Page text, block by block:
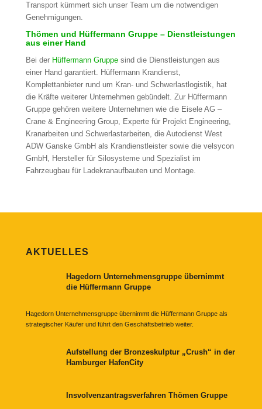
Transport kümmert sich unser Team um die notwendigen
Genehmigungen.
Thömen und Hüffermann Gruppe – Dienstleistungen
aus einer Hand
Bei der Hüffermann Gruppesind die Dienstleistungen aus
einer Hand garantiert. Hüffermann Krandienst,
Komplettanbieter rund um Kran- und Schwerlastlogistik, hat
die Kräfte weiterer Unternehmen gebündelt. Zur Hüffermann
Gruppe gehören weitere Unternehmen wie die Eisele AG –
Crane & Engineering Group, Experte für Projekt Engineering,
Kranarbeiten und Schwerlastarbeiten, die Autodienst West
ADW Ganske GmbH als Krandienstleister sowie die velsycon
GmbH, Hersteller für Silosysteme und Spezialist im
Fahrzeugbau für Ladekranaufbauten und Montage.
AKTUELLES
Hagedorn Unternehmensgruppe übernimmt
die Hüffermann Gruppe
Hagedorn Unternehmensgruppe übernimmt die Hüffermann Gruppe als
strategischer Käufer und führt den Geschäftsbetrieb weiter.
Aufstellung der Bronzeskulptur „Crush“ in der
Hamburger HafenCity
Insvolvenzantragsverfahren Thömen Gruppe